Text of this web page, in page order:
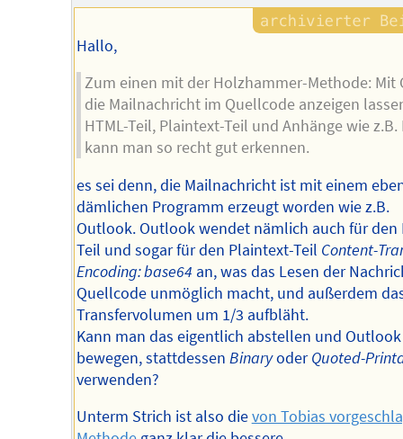
Hallo,
Zum einen mit der Holzhammer-Methode: Mit
die Mailnachricht im Quellcode anzeigen
HTML-Teil, Plaintext-Teil und Anhänge wie
kann man so recht gut erkennen.
es sei denn, die Mailnachricht ist mit einem
dämlichen Programm erzeugt worden wie z.B.
Outlook. Outlook wendet nämlich auch für den
Teil und sogar für den Plaintext-Teil Content-
Encoding: base64 an, was das Lesen der
Quellcode unmöglich macht, und außerdem
Transfervolumen um 1/3 aufbläht.
Kann man das eigentlich abstellen und
bewegen, stattdessen BinaryoderQuoted-
verwenden?
Unterm Strich ist also dievon Tobias